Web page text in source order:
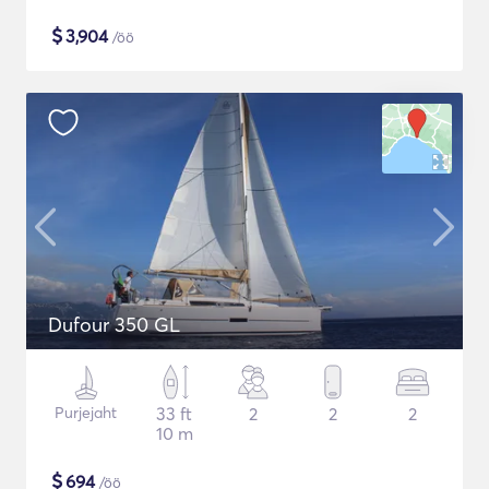
$3,904/öö
Dufour 350 GL
Purjejaht
33 ft
10 m
2 2 2
$694/öö